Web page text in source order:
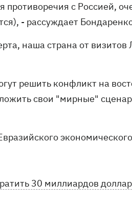
с Россией,
- рассуждает
наша страна от
решить конфликт на
свои "мирные"
30 миллиардов